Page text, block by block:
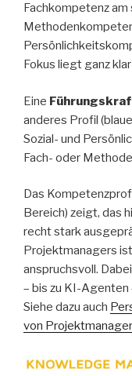
Fachkompetenz
Fokus liegt ganz
Eine
anderes Profil
Sozial- und
Fach- oder
Das
Bereich) zeigt, das
recht stark
Projektmanagers
anspruchsvoll.
– bis zu KI-Agenten
Siehe dazu auch
von